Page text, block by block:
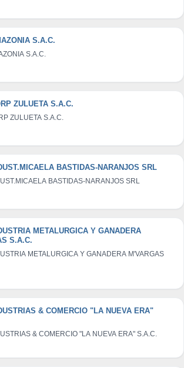
S.A.C.
S.A.C.
ZULUETA S.A.C.
ZULUETA S.A.C.
BASTIDAS-NARANJOS SRL
BASTIDAS-NARANJOS SRL
METALURGICA Y GANADERA
S.A.C.
METALURGICA Y GANADERA M'VARGAS
& COMERCIO "LA NUEVA ERA"
& COMERCIO "LA NUEVA ERA" S.A.C.